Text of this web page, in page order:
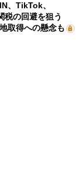
、TikTok、
税の回避を狙う
取得への懸念も